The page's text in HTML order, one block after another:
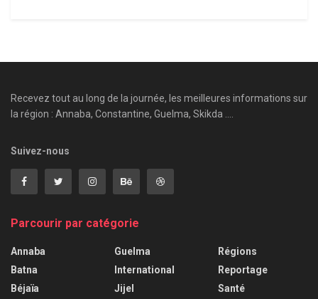
Recevez tout au long de la journée, les meilleures informations sur
la région : Annaba, Constantine, Guelma, Skikda ....
Suivez-nous
Parcourir par catégorie
Annaba
Batna
Béjaïa
Guelma
International
Jijel
Régions
Reportage
Santé